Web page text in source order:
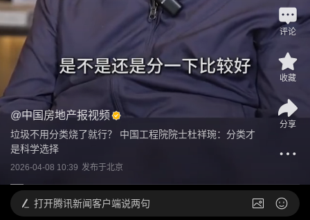
@中国房地产报视频
垃圾不用分类烧了就行？ 中国工程院院士杜祥琬：分类才
是科学选择
2026-04-08 10:39 发布于北京
评论
收藏
分享
打开腾讯新闻客户端说两句